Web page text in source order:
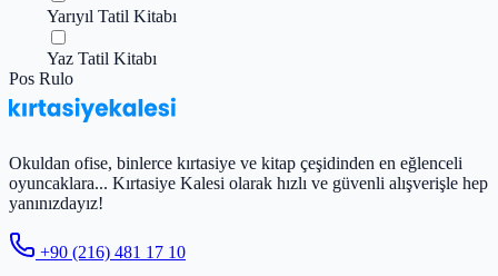
Yarıyıl Tatil Kitabı
Yaz Tatil Kitabı
Pos Rulo
Okuldan ofise, binlerce kırtasiye ve kitap çeşidinden en eğlenceli
oyuncaklara... Kırtasiye Kalesi olarak hızlı ve güvenli alışverişle hep
yanınızdayız!
+90 (216) 481 17 10